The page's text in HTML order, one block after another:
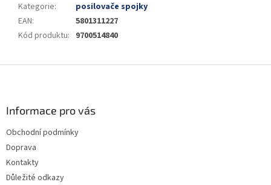
Kategorie:
posilovače spojky
EAN:
5801311227
Kód produktu: 9700514840
Informace pro vás
Obchodní podmínky
Doprava
Kontakty
Důležité odkazy